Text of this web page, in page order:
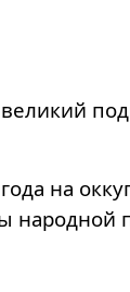
на
народной